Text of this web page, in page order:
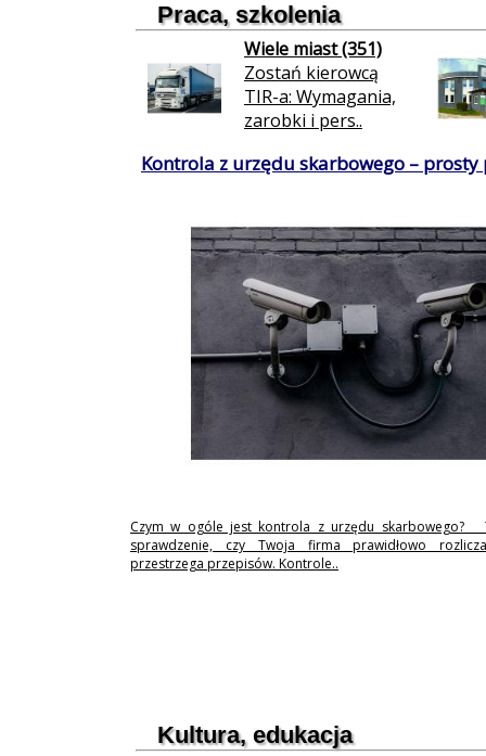
Praca, szkolenia
Wiele miast (351)
Zostań kierowcą
TIR-a: Wymagania,
zarobki i pers..
Kontrola z urzędu skarbowego –
Czym w ogóle jest kontrola z urzędu skarbowego?
sprawdzenie, czy Twoja firma prawidłowo
przestrzega przepisów. Kontrole..
Kultura, edukacja